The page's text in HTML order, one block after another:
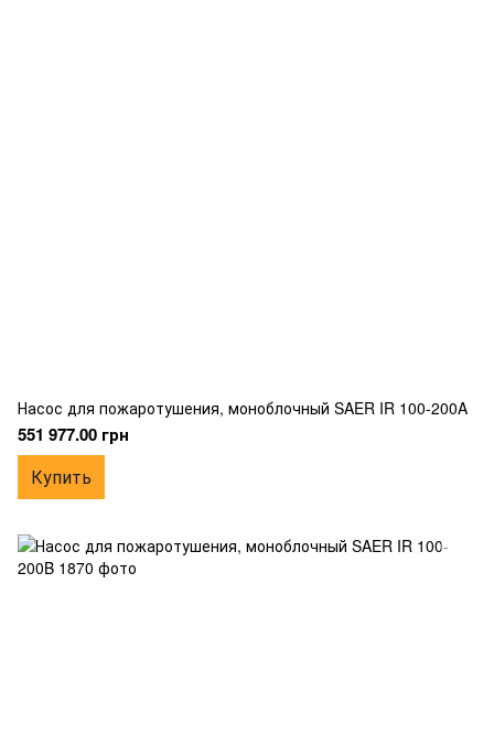
Насос для пожаротушения, моноблочный SAER IR 100-200A
551 977.00 грн
Купить